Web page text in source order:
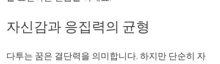
자신감과 응집력의 균형
다투는 꿈은 결단력을 의미합니다. 하지만 단순히 자